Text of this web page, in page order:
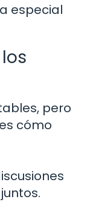
especial
pero
cómo